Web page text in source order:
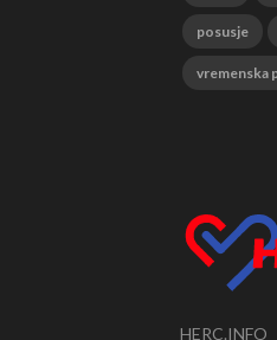
posusje
vremenska
HERC.INFO